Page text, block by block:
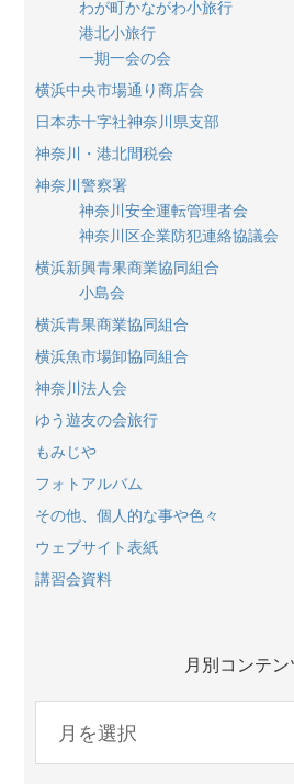
わが町かながわ小旅行
港北小旅行
一期一会の会
横浜中央市場通り商店会
日本赤十字社神奈川県支部
神奈川・港北間税会
神奈川警察署
神奈川安全運転管理者会
神奈川区企業防犯連絡協議会
横浜新興青果商業協同組合
小島会
横浜青果商業協同組合
横浜魚市場卸協同組合
神奈川法人会
ゆう遊友の会旅行
もみじや
フォトアルバム
その他、個人的な事や色々
ウェブサイト表紙
講習会資料
月別コンテン
コ